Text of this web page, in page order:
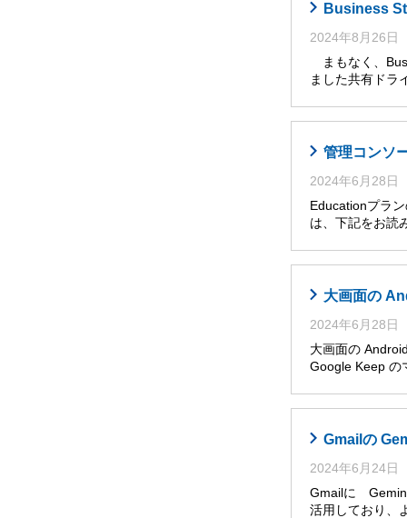
Business
2024年8月26日
まもなく、
ました共有ドラ
管理コンソ
2024年6月28日
Educationプラ
は、下記をお
大画面の
2024年6月28日
大画面の
Google Keep の
Gmailの
2024年6月24日
Gmailに Gemini
活用しており、